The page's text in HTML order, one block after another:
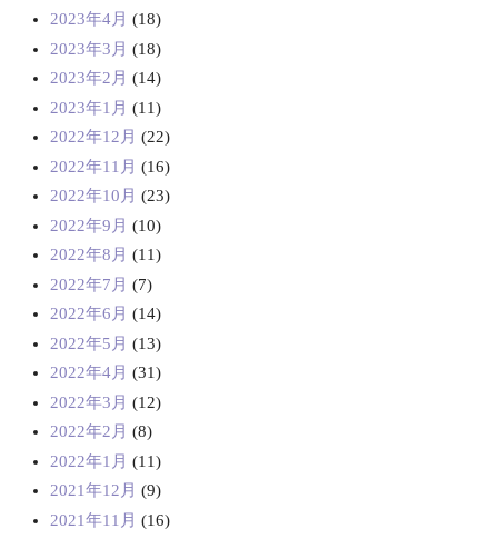
2023年4月 (18)
2023年3月 (18)
2023年2月 (14)
2023年1月 (11)
2022年12月 (22)
2022年11月 (16)
2022年10月 (23)
2022年9月 (10)
2022年8月 (11)
2022年7月 (7)
2022年6月 (14)
2022年5月 (13)
2022年4月 (31)
2022年3月 (12)
2022年2月 (8)
2022年1月 (11)
2021年12月 (9)
2021年11月 (16)